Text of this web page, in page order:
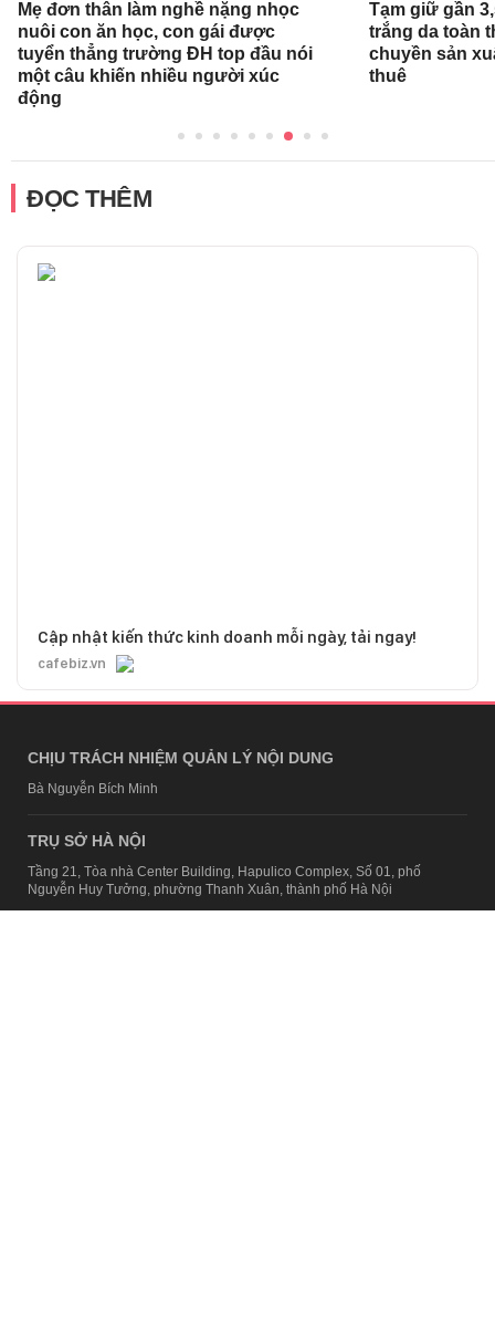
Mẹ đơn thân làm nghề nặng nhọc
nuôi con ăn học, con gái được
tuyển thẳng trường ĐH top đầu nói
một câu khiến nhiều người xúc
động
Tạm giữ gần
trắng da toàn
chuyền sản
thuê
ĐỌC THÊM
Cập nhật kiến thức kinh doanh mỗi ngày, tải ngay!
cafebiz.vn
CHỊU TRÁCH NHIỆM QUẢN LÝ NỘI DUNG
Bà Nguyễn Bích Minh
TRỤ SỞ HÀ NỘI
Tầng 21, Tòa nhà Center Building, Hapulico Complex, Số 01, phố
Nguyễn Huy Tưởng, phường Thanh Xuân, thành phố Hà Nội